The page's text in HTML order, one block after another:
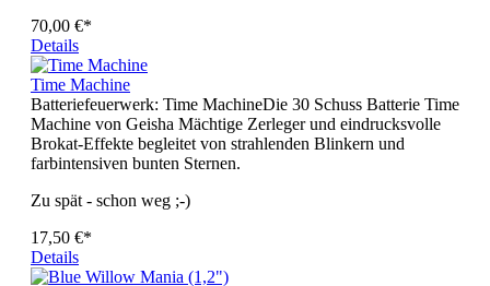
70,00 €*
Details
Time Machine
Batteriefeuerwerk: Time MachineDie 30 Schuss Batterie Time
Machine von Geisha Mächtige Zerleger und eindrucksvolle
Brokat-Effekte begleitet von strahlenden Blinkern und
farbintensiven bunten Sternen.
Zu spät - schon weg ;-)
17,50 €*
Details